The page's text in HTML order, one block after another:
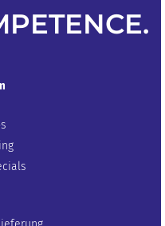
.